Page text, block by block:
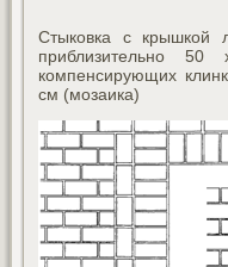
Стыковка с крышкой
приблизительно
компенсирующих
см (мозаика)